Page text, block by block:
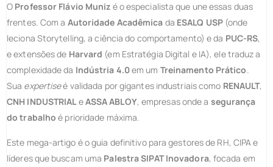
O Professor Flávio Muniz é o especialista que une essas duas
frentes. Com a Autoridade Acadêmica da ESALQ USP(onde
leciona Storytelling, a ciência do comportamento) e da PUC-RS,
e extensões de Harvard (em Estratégia Digital e IA), ele traduz a
complexidade da Indústria 4.0em um Treinamento Prático.
Sua expertiseé validada por gigantes industriais como RENAULT,
CNH INDUSTRIALeASSA ABLOY, empresas onde a segurança
do trabalho é prioridade máxima.
Este mega-artigo é o guia definitivo para gestores de RH, CIPA e
líderes que buscam uma Palestra SIPAT Inovadora, focada em